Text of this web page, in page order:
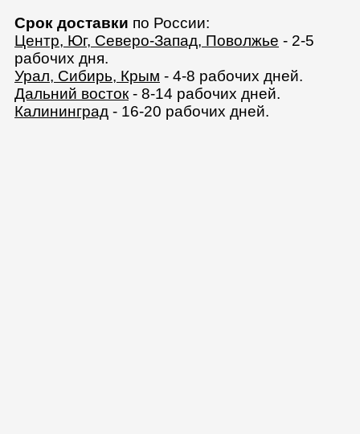
Срок доставки по России:
Центр, Юг, Северо-Запад, Поволжье - 2-5
рабочих дня.
Урал, Сибирь, Крым - 4-8 рабочих дней.
Дальний восток- 8-14 рабочих дней.
Калининград - 16-20 рабочих дней.